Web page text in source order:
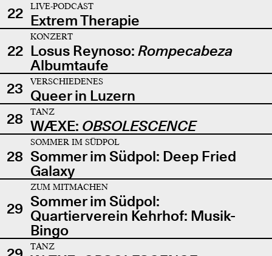
22
LIVE-PODCAST
Extrem Therapie
22
KONZERT
Losus Reynoso: Rompecabeza
Albumtaufe
23
VERSCHIEDENES
Queer in Luzern
28
TANZ
WÆXE: OBSOLESCENCE
28
SOMMER IM SÜDPOL
Sommer im Südpol: Deep Fried
Galaxy
29
ZUM MITMACHEN
Sommer im Südpol:
Quartierverein Kehrhof: Musik-
Bingo
TANZ